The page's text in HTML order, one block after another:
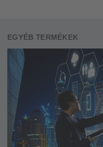
EGYÉB TERMÉKEK